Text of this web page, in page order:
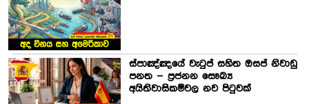
ස්පාඤ්ඤයේ වැටුප් සහිත ඔසප් නිවාඩු
පනත – ප්‍රජනන සෞඛ්‍ය
අයිතිවාසිකම්වල නව පිටුවක්